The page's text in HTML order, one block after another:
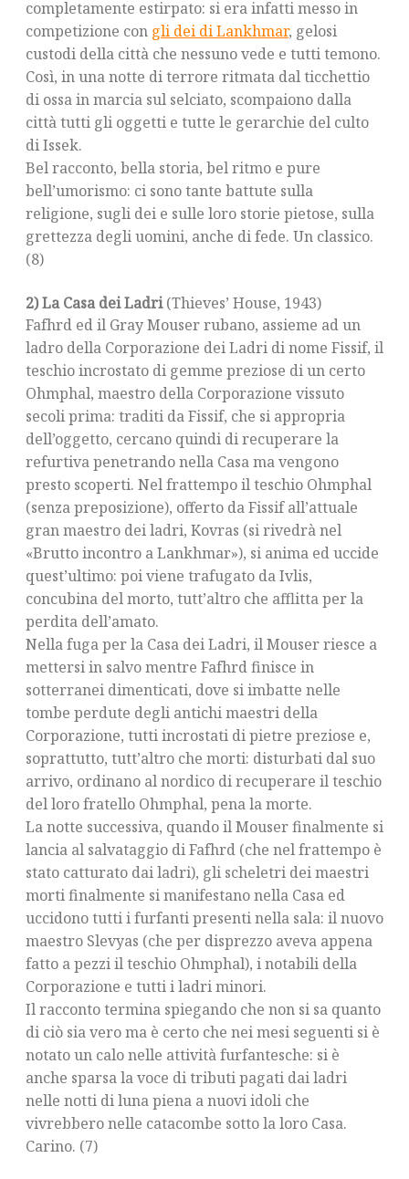
completamente estirpato: si era infatti messo in
competizione con gli dei di Lankhmar, gelosi
custodi della città che nessuno vede e tutti temono.
Così, in una notte di terrore ritmata dal ticchettio
di ossa in marcia sul selciato, scompaiono dalla
città tutti gli oggetti e tutte le gerarchie del culto
di Issek.
Bel racconto, bella storia, bel ritmo e pure
bell’umorismo: ci sono tante battute sulla
religione, sugli dei e sulle loro storie pietose, sulla
grettezza degli uomini, anche di fede. Un classico.
(8)
2) La Casa dei Ladri(Thieves’ House, 1943)
Fafhrd ed il Gray Mouser rubano, assieme ad un
ladro della Corporazione dei Ladri di nome Fissif, il
teschio incrostato di gemme preziose di un certo
Ohmphal, maestro della Corporazione vissuto
secoli prima: traditi da Fissif, che si appropria
dell’oggetto, cercano quindi di recuperare la
refurtiva penetrando nella Casa ma vengono
presto scoperti. Nel frattempo il teschio Ohmphal
(senza preposizione), offerto da Fissif all’attuale
gran maestro dei ladri, Kovras (si rivedrà nel
«Brutto incontro a Lankhmar»), si anima ed uccide
quest’ultimo: poi viene trafugato da Ivlis,
concubina del morto, tutt’altro che afflitta per la
perdita dell’amato.
Nella fuga per la Casa dei Ladri, il Mouser riesce a
mettersi in salvo mentre Fafhrd finisce in
sotterranei dimenticati, dove si imbatte nelle
tombe perdute degli antichi maestri della
Corporazione, tutti incrostati di pietre preziose e,
soprattutto, tutt’altro che morti: disturbati dal suo
arrivo, ordinano al nordico di recuperare il teschio
del loro fratello Ohmphal, pena la morte.
La notte successiva, quando il Mouser finalmente si
lancia al salvataggio di Fafhrd (che nel frattempo è
stato catturato dai ladri), gli scheletri dei maestri
morti finalmente si manifestano nella Casa ed
uccidono tutti i furfanti presenti nella sala: il nuovo
maestro Slevyas (che per disprezzo aveva appena
fatto a pezzi il teschio Ohmphal), i notabili della
Corporazione e tutti i ladri minori.
Il racconto termina spiegando che non si sa quanto
di ciò sia vero ma è certo che nei mesi seguenti si è
notato un calo nelle attività furfantesche: si è
anche sparsa la voce di tributi pagati dai ladri
nelle notti di luna piena a nuovi idoli che
vivrebbero nelle catacombe sotto la loro Casa.
Carino. (7)